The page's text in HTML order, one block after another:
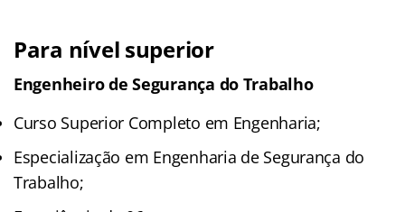
Para nível superior
Engenheiro de Segurança do Trabalho
Curso Superior Completo em Engenharia;
Especialização em Engenharia de Segurança do
Trabalho;